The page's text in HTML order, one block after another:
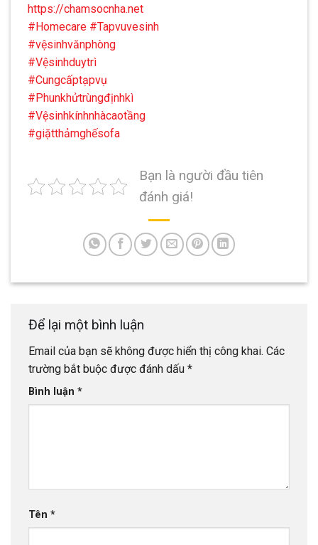
https://chamsocnha.net
#Homecare #Tapvuvesinh
#vệsinhvănphòng
#Vệsinhduytrì
#Cungcấptạpvụ
#Phunkhửtrùngđịnhkì
#Vệsinhkínhnhàcaotầng
#giặtthảmghếsofa
Bạn là người đầu tiên
đánh giá!
Để lại một bình luận
Email của bạn sẽ không được hiển thị công khai. Các
trường bắt buộc được đánh dấu *
Bình luận *
Tên *